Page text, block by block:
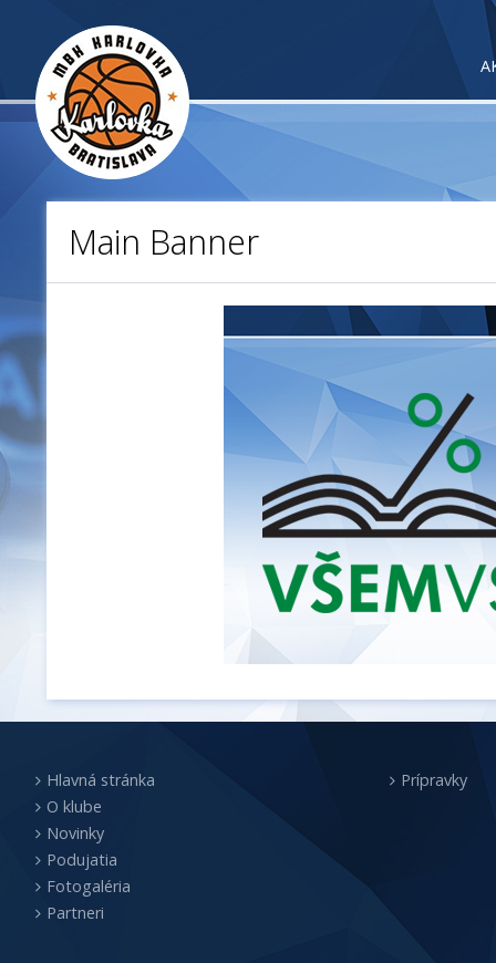
Main Banner
Hlavná stránka
O klube
Novinky
Podujatia
Fotogaléria
Partneri
Prípravky